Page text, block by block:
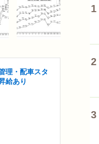
理・配車スタ
給あり